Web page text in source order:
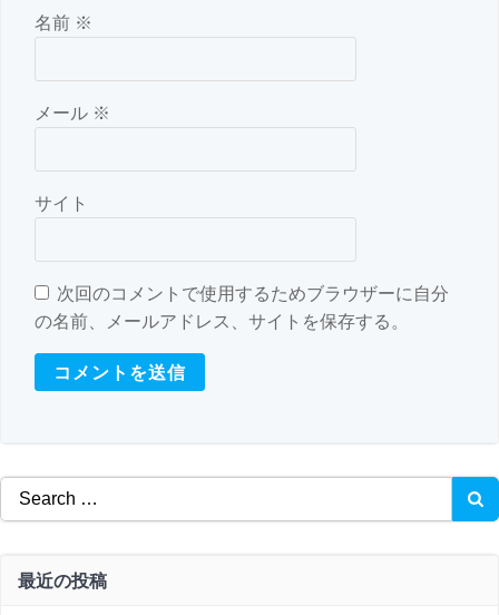
名前 ※
メール ※
サイト
次回のコメントで使用するためブラウザーに自分
の名前、メールアドレス、サイトを保存する。
Search
for:
最近の投稿